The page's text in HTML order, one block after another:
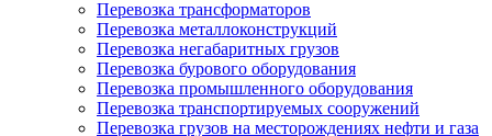
Перевозка трансформаторов
Перевозка металлоконструкций
Перевозка негабаритных грузов
Перевозка бурового оборудования
Перевозка промышленного оборудования
Перевозка транспортируемых сооружений
Перевозка грузов на месторождениях нефти и газа